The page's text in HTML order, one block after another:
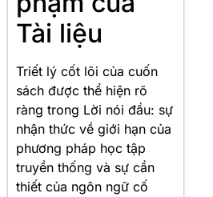
Tài liệu
Triết lý cốt lõi của cuốn
sách được thể hiện rõ
ràng trong Lời nói đầu: sự
nhận thức về giới hạn của
phương pháp học tập
truyền thống và sự cần
thiết của ngôn ngữ cố